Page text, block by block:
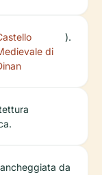
di
).
da